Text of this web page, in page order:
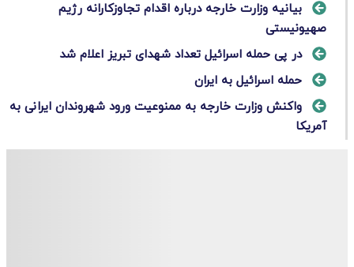
بیانیه وزارت خارجه درباره اقدام تجاوزکارانه رژیم
صهیونیستی
در پی حمله اسرائیل تعداد شهدای تبریز اعلام شد
حمله اسرائیل به ایران
واکنش وزارت خارجه به ممنوعیت ورود شهروندان ایرانی به
آمریکا